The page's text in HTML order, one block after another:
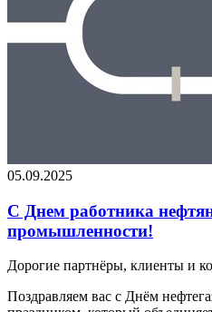
05.09.2025
С Днем работника
промышленности!
Дорогие партнёры, клиенты и
Поздравляем вас с Днём